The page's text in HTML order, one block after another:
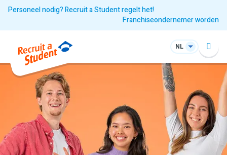
Personeel nodig? Recruit a Student regelt het!
Franchiseondernemer worden
NL